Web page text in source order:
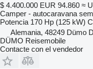
$ 4.400.000 EUR 94.860 ≈
Camper - autocaravana
Potencia 170 Hp (125 kW)
Alemania, 48249 Dümo
DÜMO Reisemobile
Contacte con el vendedor